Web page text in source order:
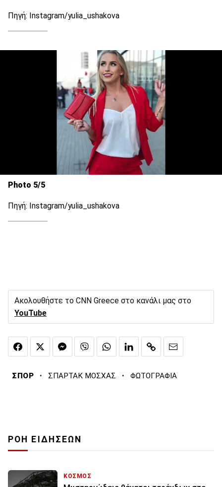
Πηγή: Instagram/yulia_ushakova
Photo 5/5
Πηγή: Instagram/yulia_ushakova
Ακολουθήστε το CNN Greece στο κανάλι μας στο
YouTube
ΣΠΟΡ · ΣΠΑΡΤΑΚ ΜΟΣΧΑΣ · ΦΩΤΟΓΡΑΦΙΑ
ΡΟΗ ΕΙΔΗΣΕΩΝ
ΚΟΣΜΟΣ